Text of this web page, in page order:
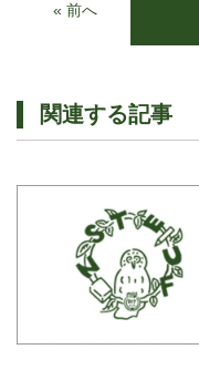
« 前へ
関連する記事